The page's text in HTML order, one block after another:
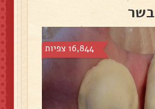
בשר
16,844 צפיות